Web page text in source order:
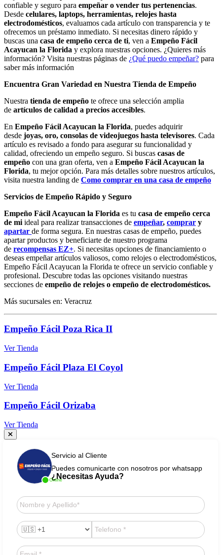
confiable y seguro para empeñar o vender tus pertenencias.
Desde celulares, laptops, herramientas, relojes hasta
electrodomésticos, evaluamos cada artículo con transparencia y te
ofrecemos un préstamo inmediato. Si necesitas dinero rápido y
buscas una casa de empeño cerca de ti, ven a Empeño Fácil
Acayucan la Florida y explora nuestras opciones. ¿Quieres más
información? Visita nuestras páginas de ¿Qué puedo empeñar? para
saber más información
Encuentra Gran Variedad en Nuestra Tienda de Empeño
Nuestra tienda de empeño te ofrece una selección amplia
de artículos de calidad a precios accesibles.
En Empeño Fácil Acayucan la Florida, puedes adquirir
desde joyas, oro, consolas de videojuegos hasta televisores. Cada
artículo es revisado a fondo para asegurar su funcionalidad y
calidad, ofreciendo un empeño seguro. Si buscas casas de
empeño con una gran oferta, ven a Empeño Fácil Acayucan la
Florida, tu mejor opción. Para más detalles sobre nuestros artículos,
visita nuestra landing de Como comprar en una casa de empeño
Servicios de Empeño Rápido y Seguro
Empeño Fácil Acayucan la Florida es tu casa de empeño cerca
de mi ideal para realizar transacciones de empeñar, comprar y
apartar de forma segura. En nuestras casas de empeño, puedes
apartar productos y beneficiarte de nuestro programa
de recompensas EZ+. Si necesitas opciones de financiamiento o
deseas empeñar artículos valiosos, como relojes o electrodomésticos,
Empeño Fácil Acayucan la Florida te ofrece un servicio confiable y
profesional. Descubre todas las opciones visitando nuestras
secciones de empeño de relojes o empeño de electrodomésticos.
Más sucursales en: Veracruz
Empeño Fácil Poza Rica II
Ver Tienda
Empeño Fácil Plaza El Coyol
Ver Tienda
Empeño Fácil Orizaba
Ver Tienda
Online
Servicio al Cliente
Puedes comunicarte con nosotros por whatsapp
¿Necesitas Ayuda?